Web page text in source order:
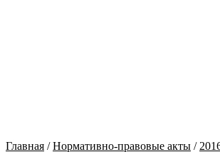
Главная /Нормативно-правовые акты /